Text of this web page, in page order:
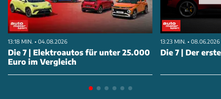
13:18 MIN. • 04.08.2026
Die 7 | Elektroautos für unter 25.000
Euro im Vergleich
13:23 MIN. • 08.06.2026
Die 7 | Der